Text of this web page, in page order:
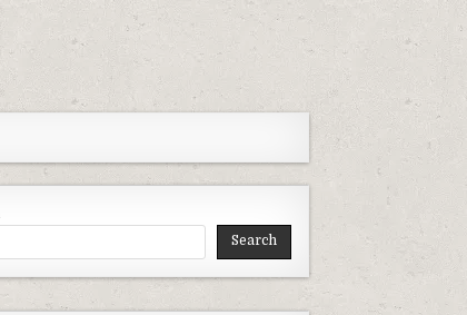
Search